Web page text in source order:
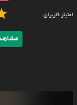
امتیاز کاربران